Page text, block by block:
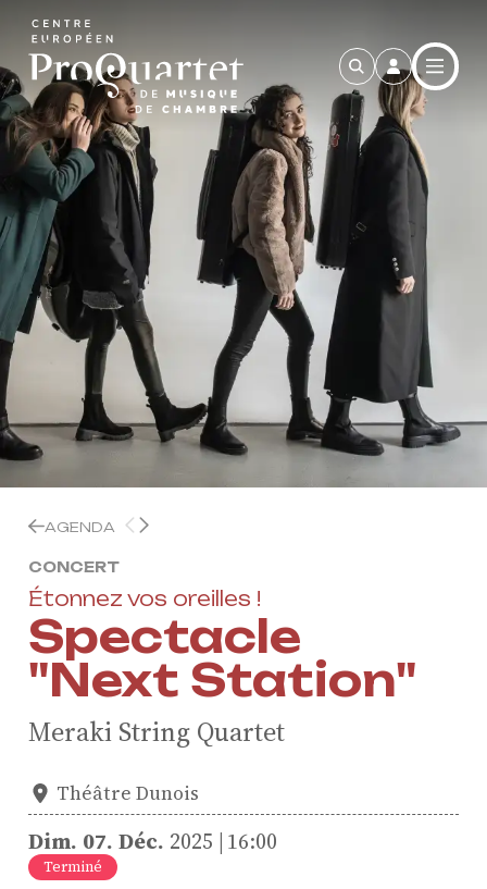
AGENDA
CONCERT
Étonnez vos oreilles !
Spectacle
"Next Station"
Meraki String Quartet
Théâtre Dunois
Dim. 07. Déc. 2025 16:00
Terminé